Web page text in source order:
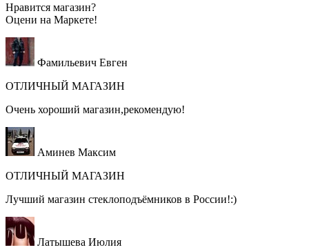
Нравится магазин?
Оцени на Маркете!
Фамильевич Евген
ОТЛИЧНЫЙ МАГАЗИН
Очень хороший магазин,рекомендую!
Аминев Максим
ОТЛИЧНЫЙ МАГАЗИН
Лучший магазин стеклоподъёмников в России!:)
Латышева Июлия